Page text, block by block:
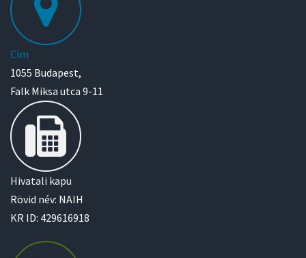
Cím
1055 Budapest,
Falk Miksa utca 9-11
Hivatali kapu
Rövid név: NAIH
KR ID: 429616918